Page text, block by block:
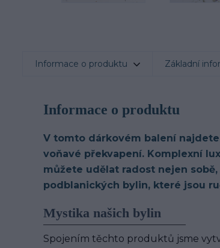
Informace o produktu Základní
Informace o produktu
V tomto dárkovém balení
voňavé překvapení. Komplexní
můžete udělat radost nejen
podblanických bylin, které jsou
Mystika našich bylin
Spojením těchto produktů jsme